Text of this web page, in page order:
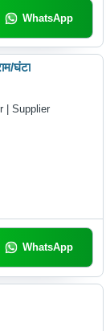
WhatsApp
घंटा
| Supplier
WhatsApp